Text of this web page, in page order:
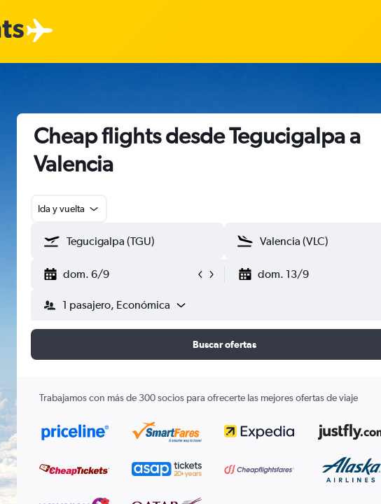
Cheap flights desde Tegucigalpa a
Valencia
Ida y vuelta
dom. 6/9 dom. 13/9
1 pasajero, Económica
Buscar ofertas
Trabajamos con más de 300 socios para ofrecerte las mejores ofertas de viaje